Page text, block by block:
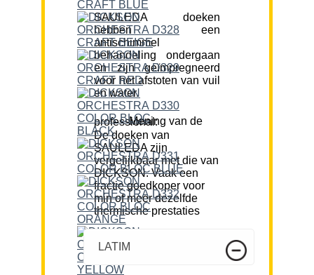
SAULEDA doeken
hebben een
antischimmel
behandeling ondergaan
en zijn geïmpregneerd
voor het afstoten van vuil
en water.
Mening van de professional:
De doeken van
SAULEDA zijn
vergelijkbaar met die van
DICKSON. Vaak een
fractie goedkoper voor
min of meer dezelfde
thermische prestaties
LATIM